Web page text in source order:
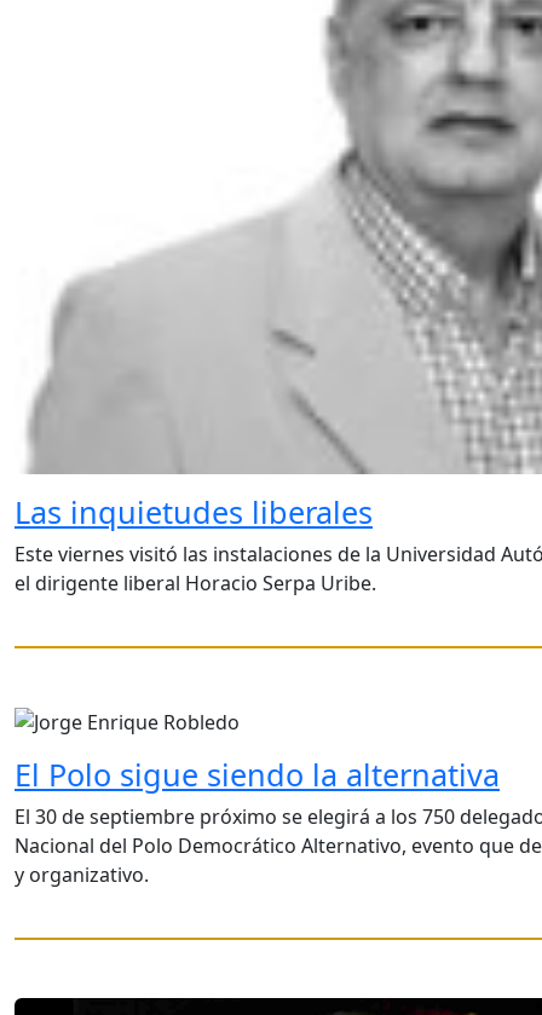
Las inquietudes liberales
Este viernes visitó las instalaciones de la Universidad
el dirigente liberal Horacio Serpa Uribe.
El Polo sigue siendo la alternativa
El 30 de septiembre próximo se elegirá a los 750
Nacional del Polo Democrático Alternativo, evento que
y organizativo.